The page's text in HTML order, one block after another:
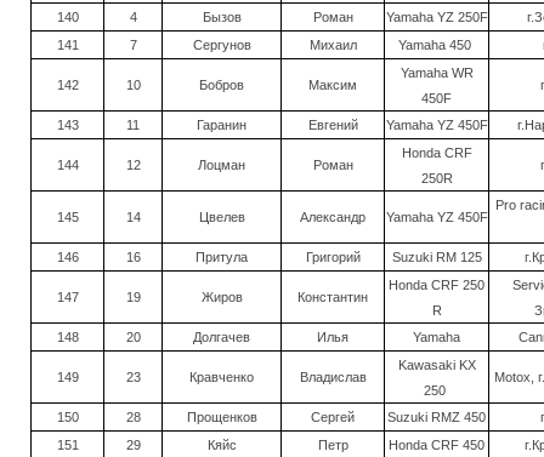
140 4 Бызов Роман Yamaha YZ 250F
141
7 Сергунов Михаил Yamaha 450
142 10 Бобров Максим
Yamaha WR
450F
143 11 Гаранин Евгений Yamaha YZ 450F
144 12 Лоцман Роман
Honda CRF
250R
145 14 Цвелев Александр Yamaha YZ 450F
Pro
146 16 Притула Григорий Suzuki RM 125
147 19 Жиров Константин
Honda CRF 250
R
148
20 Долгачев Илья Yamaha
149 23 Кравченко Владислав
Kawasaki KX
250
Motox,
150 28 Прощенков Сергей Suzuki RMZ 450
151
29 Кяйс Петр Honda CRF 450